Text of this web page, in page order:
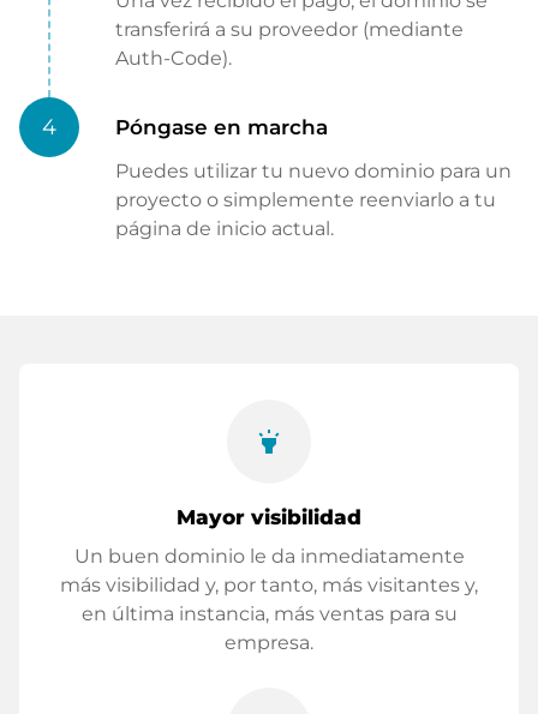
transferirá a su proveedor (mediante
Auth-Code).
4 Póngase en marcha
Puedes utilizar tu nuevo dominio para un
proyecto o simplemente reenviarlo a tu
página de inicio actual.
highlight
Mayor visibilidad
Un buen dominio le da inmediatamente
más visibilidad y, por tanto, más visitantes y,
en última instancia, más ventas para su
empresa.